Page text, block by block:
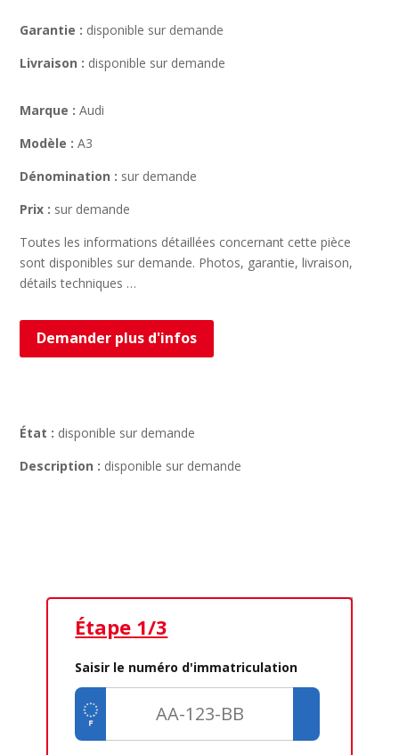
Garantie : disponible sur demande
Livraison : disponible sur demande
Marque : Audi
Modèle : A3
Dénomination : sur demande
Prix : sur demande
Toutes les informations détaillées concernant cette pièce
sont disponibles sur demande. Photos, garantie, livraison,
détails techniques …
Demander plus d'infos
État : disponible sur demande
Description : disponible sur demande
Étape 1/3
Saisir le numéro d'immatriculation